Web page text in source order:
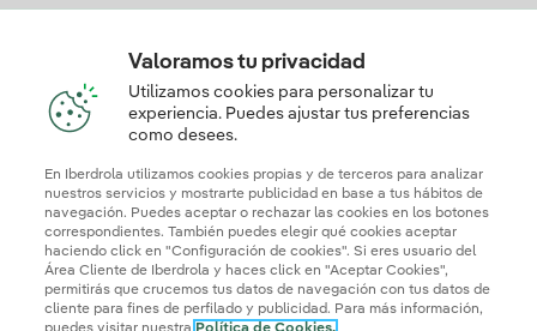
Te interesa
Descarga la App Iberdrola Clientes
Valoramos tu privacidad
Utilizamos cookies para personalizar tu
experiencia. Puedes ajustar tus preferencias
como desees.
En Iberdrola utilizamos cookies propias y de terceros para analizar
nuestros servicios y mostrarte publicidad en base a tus hábitos de
navegación. Puedes aceptar o rechazar las cookies en los botones
correspondientes. También puedes elegir qué cookies aceptar
haciendo click en "Configuración de cookies". Si eres usuario del
Área Cliente de Iberdrola y haces click en "Aceptar Cookies",
permitirás que crucemos tus datos de navegación con tus datos de
cliente para fines de perfilado y publicidad. Para más información,